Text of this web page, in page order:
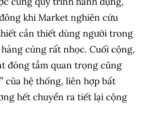
khi Market nghiên cứu
cần thiết dùng người trong
cùng rất nhọc. Cuối cộng,
đóng tầm quan trọng cũng
của hệ thống, liên hợp bất
hết chuyển ra tiết lại cộng